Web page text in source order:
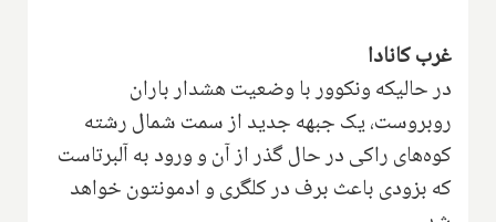
غرب کانادا
در حالیکه ونکوور با وضعیت هشدار باران
روبروست، یک جبهه جدید از سمت شمال رشته
کوه‌های راکی در حال گذر از آن و ورود به آلبرتاست
که بزودی باعث برف در کلگری و ادمونتون خواهد